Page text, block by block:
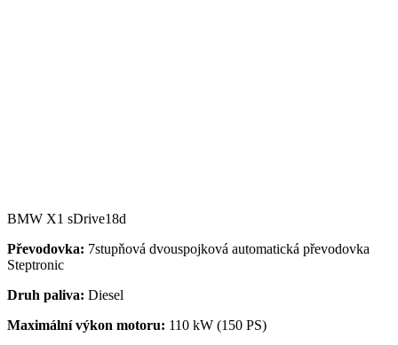
BMW X1 sDrive18d
Převodovka: 7stupňová dvouspojková automatická převodovka
Steptronic
Druh paliva: Diesel
Maximální výkon motoru: 110 kW (150 PS)